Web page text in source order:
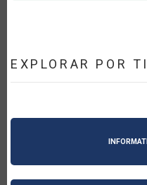
EXPLORAR POR